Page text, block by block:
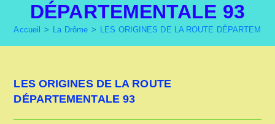
DÉPARTEMENTALE 93
Accueil > La Drôme > LES ORIGINES DE LA ROUTE
LES ORIGINES DE LA ROUTE
DÉPARTEMENTALE 93